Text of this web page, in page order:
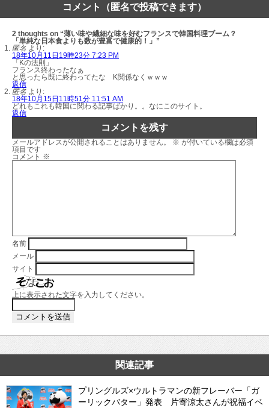
コメント（匿名で投稿できます）
2 thoughts on “薄い味や繊細な味を好むフランスで韓国料理ブーム？
「単純な日本食よりも数が豊富で健康的！」”
匿名 より:
18年10月11日19時23分 7:23 PM
「Kの法則」
フランス終わったなぁ
と思ったら既に終わってたな K関係なくｗｗｗ
返信
匿名 より:
18年10月15日11時51分 11:51 AM
どれもこれも韓国に関わる記事ばかり。。なにこのサイト。
返信
コメントを残す
メールアドレスが公開されることはありません。 ※ が付いている欄は必須
項目です
コメント ※
名前
メール
サイト
上に表示された文字を入力してください。
関連記事
プリングルズ×ウルトラマンの新フレーバー「ガ
ーリックバター」発表 片寄涼太さんが祝福イベ